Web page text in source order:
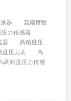
器
高精度数
压力传感器
器
高精度压
度压力表
高
高精度压力传感